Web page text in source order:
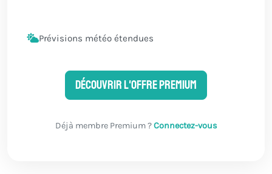
Prévisions météo étendues
Découvrir l'offre Premium
Déjà membre Premium ?Connectez-vous